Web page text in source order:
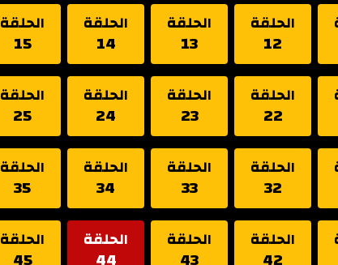
الحلقة
12
الحلقة
13
الحلقة
14
الحلقة
15
الحلقة
22
الحلقة
23
الحلقة
24
الحلقة
25
الحلقة
32
الحلقة
33
الحلقة
34
الحلقة
35
الحلقة الحلقة الحلقة الحلقة